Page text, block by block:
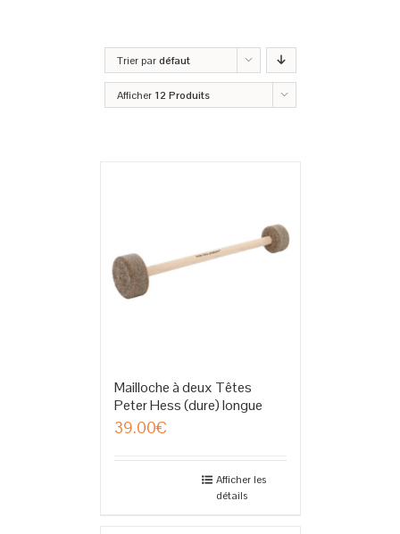
Trier pardéfaut
Afficher 12 Produits
Mailloche à deux Têtes
Peter Hess (dure) longue
39.00€
Afficher les
détails